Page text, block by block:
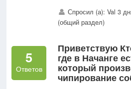
Спросил (а): Val 3
(общий раздел)
5
Ответов
Приветствую
где в Начанге
который
чипирование